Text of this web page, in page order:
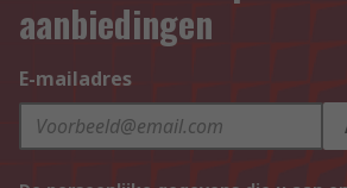
aanbiedingen
E-mailadres